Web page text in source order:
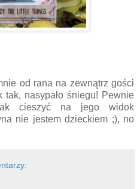
od rana na zewnątrz gości
tak, nasypało śniegu! Pewnie
cieszyć na jego widok
nie jestem dzieckiem ;), no